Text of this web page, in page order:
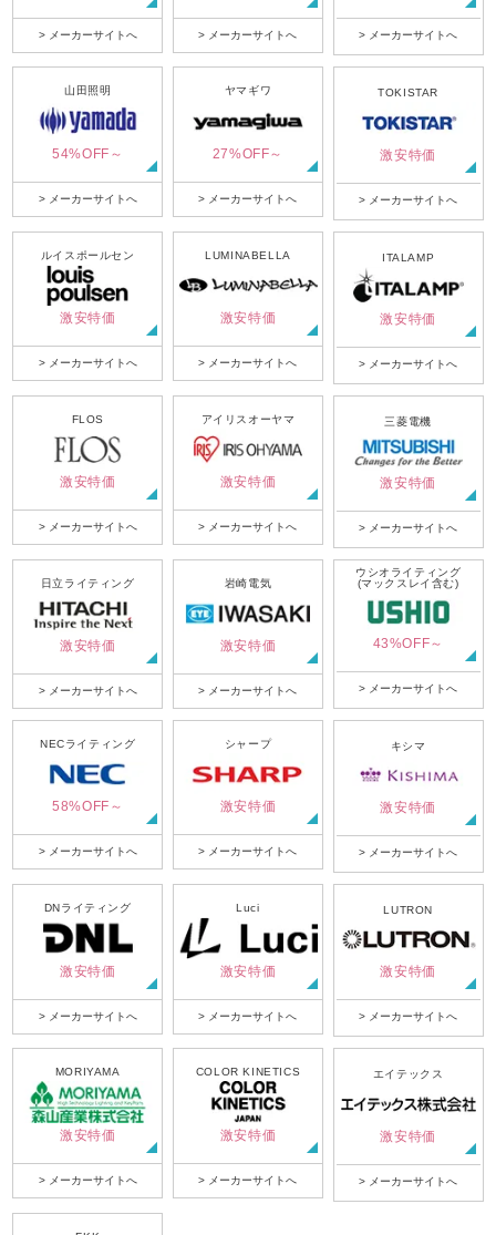
> メーカーサイトへ > メーカーサイトへ > メーカーサイトへ
山田照明
54%OFF～
> メーカーサイトへ
ヤマギワ
27%OFF～
> メーカーサイトへ
TOKISTAR
激安特価
> メーカーサイトへ
ルイスポールセン
激安特価
> メーカーサイトへ
LUMINABELLA
激安特価
> メーカーサイトへ
ITALAMP
激安特価
> メーカーサイトへ
FLOS
激安特価
> メーカーサイトへ
アイリスオーヤマ
激安特価
> メーカーサイトへ
三菱電機
激安特価
> メーカーサイトへ
日立ライティング
激安特価
> メーカーサイトへ
岩崎電気
激安特価
> メーカーサイトへ
ウシオライティング
(マックスレイ含む)
43%OFF～
> メーカーサイトへ
NECライティング
58%OFF～
> メーカーサイトへ
シャープ
激安特価
> メーカーサイトへ
キシマ
激安特価
> メーカーサイトへ
DNライティング
激安特価
> メーカーサイトへ
Luci
激安特価
> メーカーサイトへ
LUTRON
激安特価
> メーカーサイトへ
MORIYAMA
激安特価
> メーカーサイトへ
COLOR KINETICS
激安特価
> メーカーサイトへ
エイテックス
激安特価
> メーカーサイトへ